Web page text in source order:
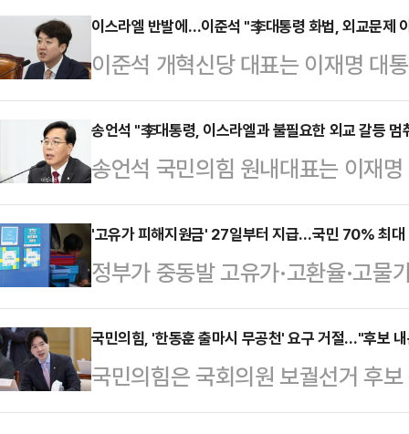
경솔한 발언이 결국 외교 문제로 비
페이스북에 "이스라엘 외무부가 공
직접 거론하며 '용납할 수 없으며
로 항의했다"며 이같이 말했다.나
트 추모일 전날에 유대인 학살을 전
적 결례를 넘어선 심각…
이스라엘 반발에…이준석 "李대통령 화법, 외교문제
이준석 개혁신당 대표는 이재명 대
라엘 정부가 공개 반발한 것과 관련
켰다고 지적했다.이준석 대표는 11
목적하셨다면 모를까, 외교적으로
어 버렸다"며 "어제 대통령께서 일
상황을 정리하고 수습하려는 노력
공식적으로 언급하는 상황에 이르
말했다.이 대표는 "대…
송언석 "李대통령, 이스라엘과 불필요한 외교 갈등 멈
송언석 국민의힘 원내대표는 이재
에서 공개 충돌한 것을 두고 "민감
한 외교 갈등을 중단해야 한다"고
에 "이재명 대통령의 SNS상 가짜
성명을 내고, 여기에 대통령이 다시
다"며 이같이 말했다.송 원내대표
국가원수인 대통령이 타국 정부로
은 않다"며 "하지만 다른 나…
'고유가 피해지원금' 27일부터 지급…국민 70% 최
정부가 중동발 고유가·고환율·고
'고유가 피해지원금'을 지급한다.정
동 브리핑을 열고 고유가 피해지원
르면 이번 지원금은 총 6조1000억
1조3000억원이 투입된다.지원 대
국민의힘, '한동훈 출마시 무공천' 요구 거절…"후보
국민의힘은 국회의원 보궐선거 후
것은 수권정당의 의무"라고 밝혔다